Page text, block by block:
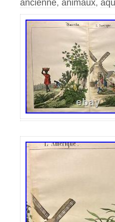
ancienne, animaux,